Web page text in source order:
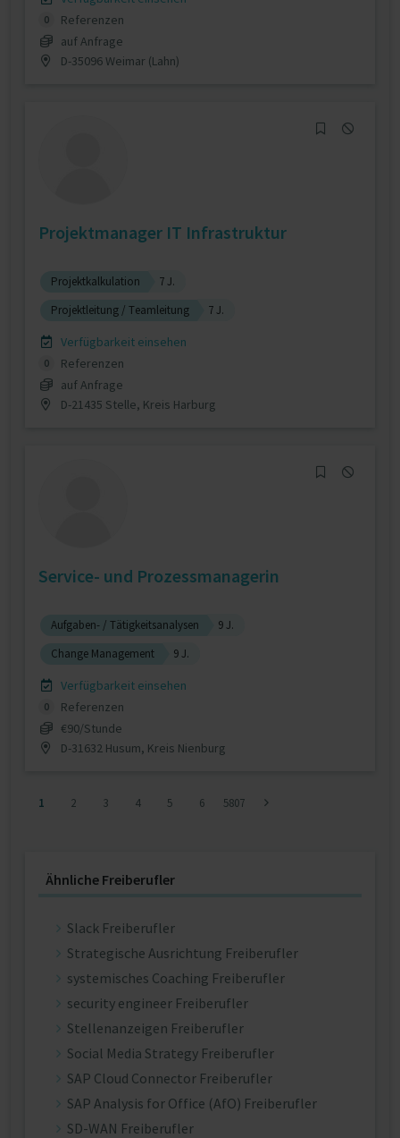
0
Referenzen
auf Anfrage
D-35096 Weimar (Lahn)
Projektmanager IT Infrastruktur
Projektkalkulation
7 J.
Projektleitung / Teamleitung
7 J.
Verfügbarkeit einsehen
0
Referenzen
auf Anfrage
D-21435 Stelle, Kreis Harburg
Service- und Prozessmanagerin
Aufgaben- / Tätigkeitsanalysen
9 J.
Change Management
9 J.
Verfügbarkeit einsehen
0
Referenzen
€90/Stunde
D-31632 Husum, Kreis Nienburg
1 2 3 4 5 6 5807
Ähnliche Freiberufler
Slack Freiberufler
Strategische Ausrichtung Freiberufler
systemisches Coaching Freiberufler
security engineer Freiberufler
Stellenanzeigen Freiberufler
Social Media Strategy Freiberufler
SAP Cloud Connector Freiberufler
SAP Analysis for Office (AfO) Freiberufler
SD-WAN Freiberufler